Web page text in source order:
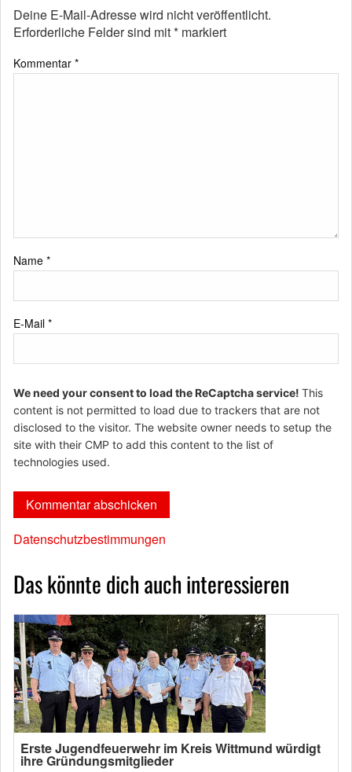
Deine E-Mail-Adresse wird nicht veröffentlicht.
Erforderliche Felder sind mit* markiert
Kommentar *
Name *
E-Mail *
We need your consent to load the ReCaptcha service! This
content is not permitted to load due to trackers that are not
disclosed to the visitor. The website owner needs to setup the
site with their CMP to add this content to the list of
technologies used.
Datenschutzbestimmungen
Das könnte dich auch interessieren
Erste Jugendfeuerwehr im Kreis Wittmund würdigt
ihre Gründungsmitglieder